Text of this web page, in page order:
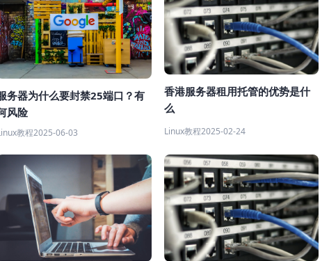
务器为什么要封禁25端口？有
风险
教程2025-06-03
香港服务器租用托管的优势是什
么
Linux教程2025-02-24